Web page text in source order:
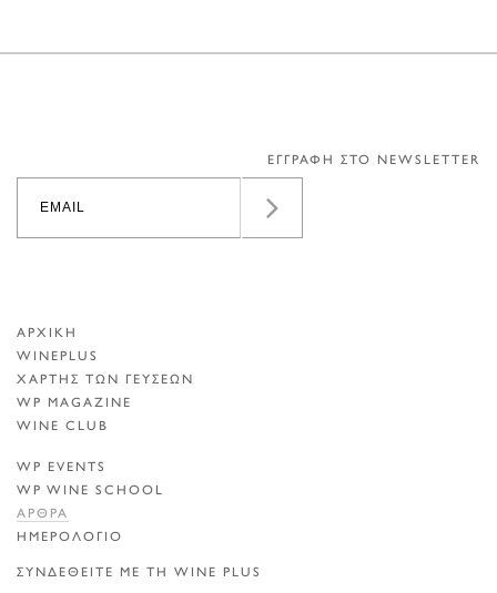
ΕΓΓΡΑΦΗ ΣΤΟ NEWSLETTER
ΑΡΧΙΚΗ
WINEPLUS
ΧΑΡΤΗΣ ΤΩΝ ΓΕΥΣΕΩΝ
WP MAGAZINE
WINE CLUB
WP EVENTS
WP WINE SCHOOL
ΑΡΘΡΑ
ΗΜΕΡΟΛΟΓΙΟ
ΣΥΝΔΕΘΕΙΤΕ ΜΕ ΤΗ WINE PLUS